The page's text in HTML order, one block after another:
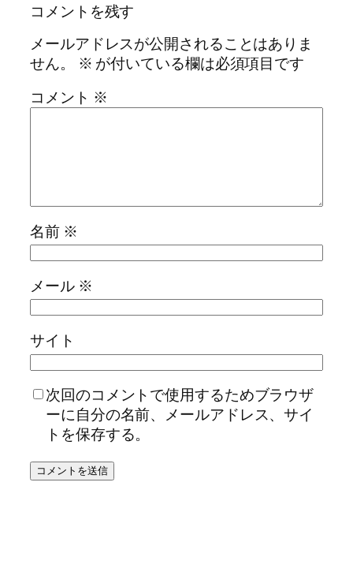
コメントを残す
メールアドレスが公開されることはありま
せん。
※ が付いている欄は必須項目です
コメント ※
名前 ※
メール ※
サイト
次回のコメントで使用するためブラウザ
ーに自分の名前、メールアドレス、サイ
トを保存する。